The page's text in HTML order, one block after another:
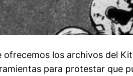
ofrecemos los archivos del
para protestar que